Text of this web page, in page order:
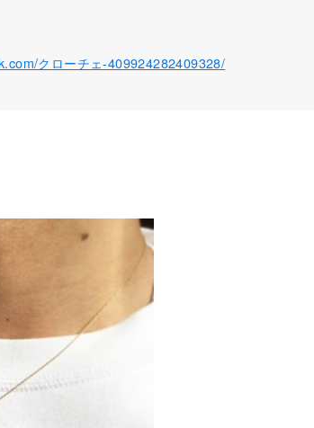
クローチェ-409924282409328/